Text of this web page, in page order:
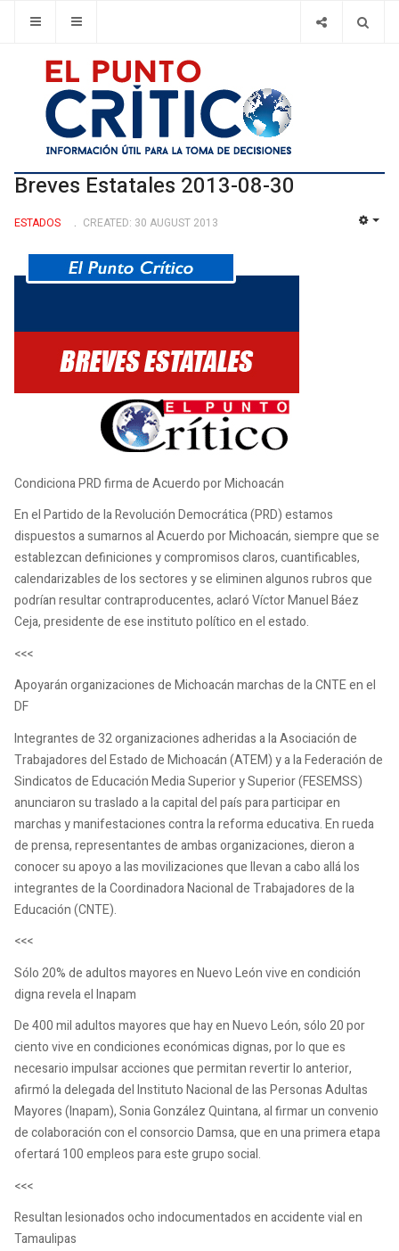
Breves Estatales 2013-08-30
ESTADOS CREATED: 30 AUGUST 2013
Condiciona PRD firma de Acuerdo por Michoacán
En el Partido de la Revolución Democrática (PRD) estamos
dispuestos a sumarnos al Acuerdo por Michoacán, siempre que se
establezcan definiciones y compromisos claros, cuantificables,
calendarizables de los sectores y se eliminen algunos rubros que
podrían resultar contraproducentes, aclaró Víctor Manuel Báez
Ceja, presidente de ese instituto político en el estado.
<<<
Apoyarán organizaciones de Michoacán marchas de la CNTE en el
DF
Integrantes de 32 organizaciones adheridas a la Asociación de
Trabajadores del Estado de Michoacán (ATEM) y a la Federación de
Sindicatos de Educación Media Superior y Superior (FESEMSS)
anunciaron su traslado a la capital del país para participar en
marchas y manifestaciones contra la reforma educativa. En rueda
de prensa, representantes de ambas organizaciones, dieron a
conocer su apoyo a las movilizaciones que llevan a cabo allá los
integrantes de la Coordinadora Nacional de Trabajadores de la
Educación (CNTE).
<<<
Sólo 20% de adultos mayores en Nuevo León vive en condición
digna revela el Inapam
De 400 mil adultos mayores que hay en Nuevo León, sólo 20 por
ciento vive en condiciones económicas dignas, por lo que es
necesario impulsar acciones que permitan revertir lo anterior,
afirmó la delegada del Instituto Nacional de las Personas Adultas
Mayores (Inapam), Sonia González Quintana, al firmar un convenio
de colaboración con el consorcio Damsa, que en una primera etapa
ofertará 100 empleos para este grupo social.
<<<
Resultan lesionados ocho indocumentados en accidente vial en
Tamaulipas